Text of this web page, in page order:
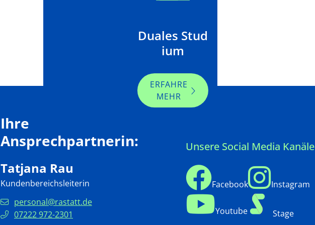
Duales Stud
ium
ERFAHRE
MEHR
drucken
Ihre
Ansprechpartnerin:
Tatjana Rau
Kundenbereichsleiterin
personal@rastatt.de
07222 972-2301
Unsere Social Media Kanäle
Facebook Instagram
Youtube Stage